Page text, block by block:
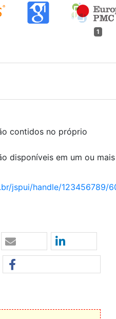
1
contidos no próprio
disponíveis em um ou mais
jspui/handle/123456789/